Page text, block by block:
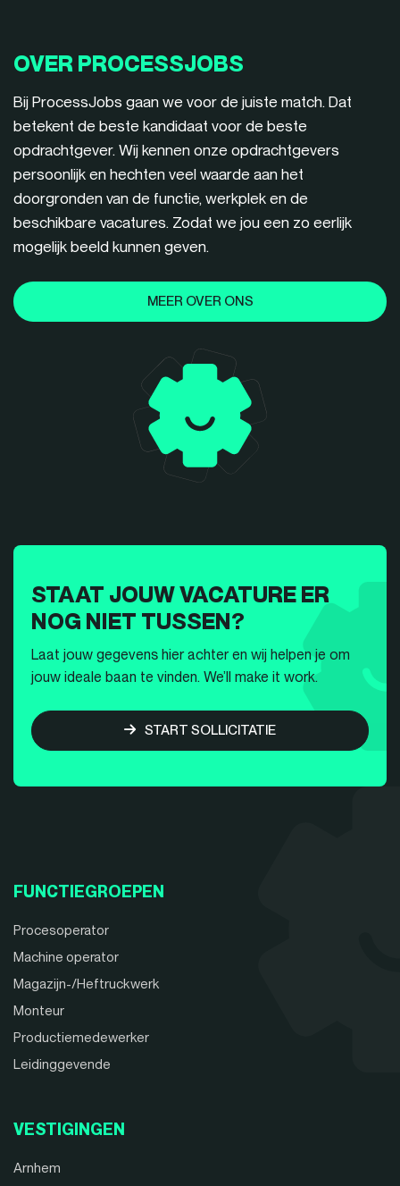
OVER PROCESSJOBS
Bij ProcessJobs gaan we voor de juiste match. Dat
betekent de beste kandidaat voor de beste
opdrachtgever. Wij kennen onze opdrachtgevers
persoonlijk en hechten veel waarde aan het
doorgronden van de functie, werkplek en de
beschikbare vacatures. Zodat we jou een zo eerlijk
mogelijk beeld kunnen geven.
MEER OVER ONS
STAAT JOUW VACATURE ER
NOG NIET TUSSEN?
Laat jouw gegevens hier achter en wij helpen je om
jouw ideale baan te vinden. We’ll make it work.
START SOLLICITATIE
FUNCTIEGROEPEN
Procesoperator
Machine operator
Magazijn-/Heftruckwerk
Monteur
Productiemedewerker
Leidinggevende
VESTIGINGEN
Arnhem